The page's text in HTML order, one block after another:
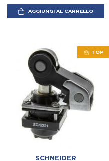
AGGIUNGI AL CARRELLO
TOP
SCHNEIDER